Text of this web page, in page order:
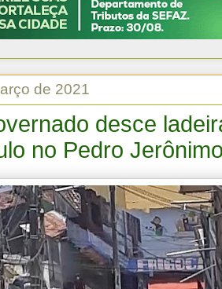
de 2021
desce
no Pedro